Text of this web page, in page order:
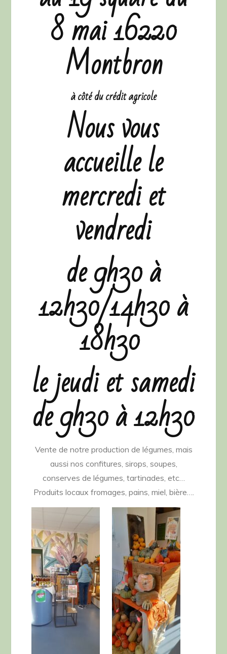
8 mai 16220
Montbron
à côté du crédit agricole
Nous vous
accueille le
mercredi et
vendredi
de 9h30 à
12h30/14h30 à
18h30
le jeudi et samedi
de 9h30 à 12h30
Vente de notre production de légumes, mais
aussi nos confitures, sirops, soupes,
conserves de légumes, tartinades, etc…
Produits locaux fromages, pains, miel, bière….